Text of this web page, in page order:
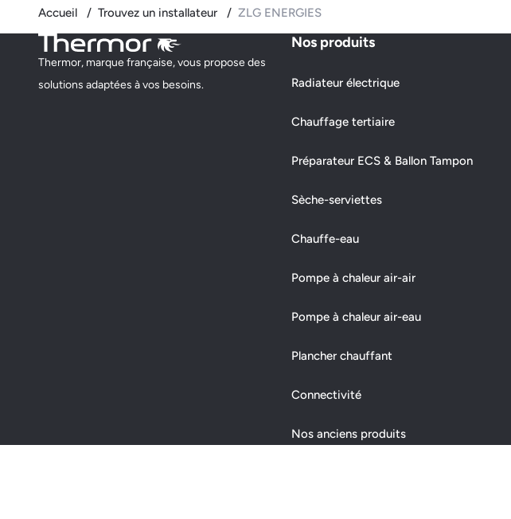
Accueil Trouvez un installateur ZLG ENERGIES
Thermor, marque française, vous propose des
solutions adaptées à vos besoins.
Nos produits
Radiateur électrique
Chauffage tertiaire
Préparateur ECS & Ballon Tampon
Sèche-serviettes
Chauffe-eau
Pompe à chaleur air-air
Pompe à chaleur air-eau
Plancher chauffant
Connectivité
Nos anciens produits